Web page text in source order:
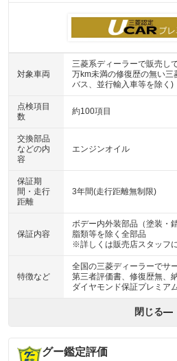
対象車両
三菱系ディーラーで販売し
万km未満の修復歴の無い三
バス、並行輸入車等を除く)
点検項目
数
約100項目
交換部品
などの内
容
エンジンオイル
保証期
間・走行
距離
3年間(走行距離無制限)
保証内容
ボデー内外装部品（塗装・
脂類等を除く全部品
※詳しくは販売店スタッフ
特徴など
全国の三菱ディーラーでサ
第三者評価書、修復歴無、
ダイヤモンド保証プレミア
閉じる
グー鑑定評価